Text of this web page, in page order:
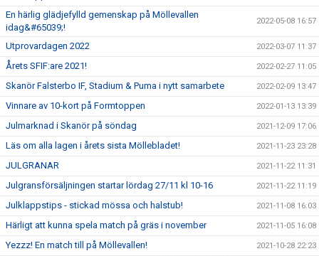
En härlig glädjefylld gemenskap på Möllevallen
idag&#65039;!
2022-05-08 16:57
Utprovardagen 2022 2022-03-07 11:37
Årets SFIF:are 2021! 2022-02-27 11:05
Skanör Falsterbo IF, Stadium & Puma i nytt samarbete 2022-02-09 13:47
Vinnare av 10-kort på Formtoppen 2022-01-13 13:39
Julmarknad i Skanör på söndag 2021-12-09 17:06
Läs om alla lagen i årets sista Möllebladet! 2021-11-23 23:28
JULGRANAR 2021-11-22 11:31
Julgransförsäljningen startar lördag 27/11 kl 10-16 2021-11-22 11:19
Julklappstips - stickad mössa och halstub! 2021-11-08 16:03
Härligt att kunna spela match på gräs i november 2021-11-05 16:08
Yezzz! En match till på Möllevallen! 2021-10-28 22:23